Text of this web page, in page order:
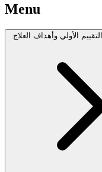
Menu
الأولي وأهداف العلاج